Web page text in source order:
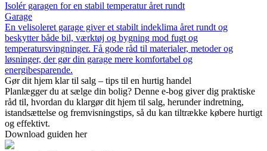
Isolér garagen for en stabil temperatur året rundt
Garage
En velisoleret garage giver et stabilt indeklima året rundt og
beskytter både bil, værktøj og bygning mod fugt og
temperatursvingninger. Få gode råd til materialer, metoder og
løsninger, der gør din garage mere komfortabel og
energibesparende.
Gør dit hjem klar til salg – tips til en hurtig handel
Planlægger du at sælge din bolig? Denne e-bog giver dig praktiske
råd til, hvordan du klargør dit hjem til salg, herunder indretning,
istandsættelse og fremvisningstips, så du kan tiltrække købere hurtigt
og effektivt.
Download guiden her